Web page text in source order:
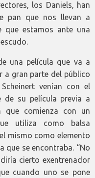
los Daniels, han
pan que nos llevan a
que estamos ante una
una película que va a
a gran parte del público
venían con el
de su película previa a
que comienza con un
utiliza como balsa
mismo como elemento
que se encontraba. “No
cierto exentrenador
cuando uno se pone